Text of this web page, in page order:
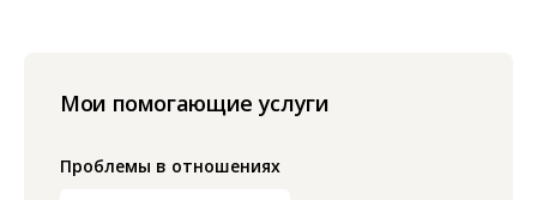
Мои помогающие услуги
Проблемы в отношениях